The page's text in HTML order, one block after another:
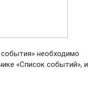
необходимо
«Список событий», и